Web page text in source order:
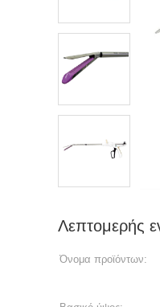
Λεπτομερής
Όνομα προϊόντων: